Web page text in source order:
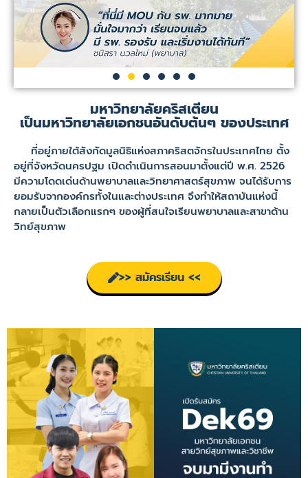
มหาวิทยาลัยคริสเตียน
เป็นมหาวิทยาลัยเอกชนอันดับต้นๆ ของประเทศ
ที่อยู่ภายใต้สังกัดมูลนิธิแห่งสภาคริสตจักรในประเทศไทย ตั้ง
อยู่ที่จังหวัดนครปฐม เปิดดำเนินการสอนมาตั้งแต่ปี พ.ศ. 2526
มีความโดดเด่นด้านพยาบาลและวิทยาศาสตร์สุขภาพ จนได้รับการ
ยอมรับจากองค์กรทั้งในและต่างประเทศ จึงทำให้สถาบันแห่งนี้
กลายเป็นตัวเลือกแรกๆ ของผู้ที่สนใจเรียนพยาบาลและสาขาด้าน
วิทย์สุขภาพ
>> สมัครเรียน <<